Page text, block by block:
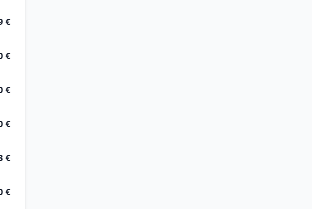
€
€
€
€
€
€